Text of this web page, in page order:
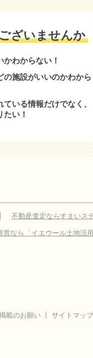
ざいませんか
わからない！
の施設がいいのかわから
いる情報だけでなく、
い！
不動産査定ならすまいス
なら「イエウール土地活用
載のお願い サイトマップ